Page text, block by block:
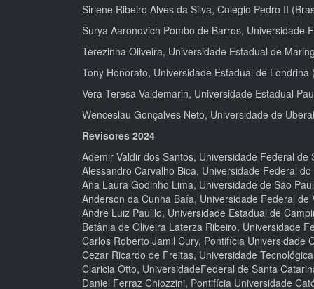
Sirlene Ribeiro Alves da Silva, Colégio Pedro II
Surya Aaronovich Pombo de Barros, Universidade
Terezinha Oliveira, Universidade Estadual de
Tony Honorato, Universidade Estadual de Londrina
Vera Teresa Valdemarin, Universidade Estadual
Wenceslau Gonçalves Neto, Universidade de
Revisores 2024
Ademir Valdir dos Santos, Universidade Federal de
Alessandro Carvalho Bica, Universidade Federal
Ana Laura Godinho Lima, Universidade de São
Anderson da Cunha Baía, Universidade Federal de
André Luiz Paulilo, Universidade Estadual de
Betânia de Oliveira Laterza Ribeiro, Universidade
Carlos Roberto Jamil Cury, Pontifícia Universidade
Cezar Ricardo de Freitas, Universidade
Claricia Otto, UniversidadeFederal de Santa
Daniel Ferraz Chiozzini, Pontifícia Universidade